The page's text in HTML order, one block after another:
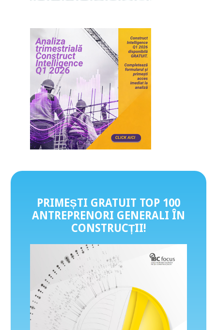
PRIMEȘTI GRATUIT TOP 100
ANTREPRENORI GENERALI ÎN
CONSTRUCȚII!